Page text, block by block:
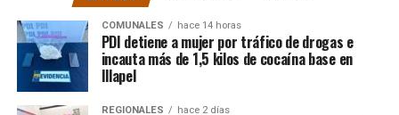
COMUNALES hace 14 horas
PDI detiene a mujer por tráfico de drogas e
incauta más de 1,5 kilos de cocaína base en
Illapel
REGIONALES hace 2 días